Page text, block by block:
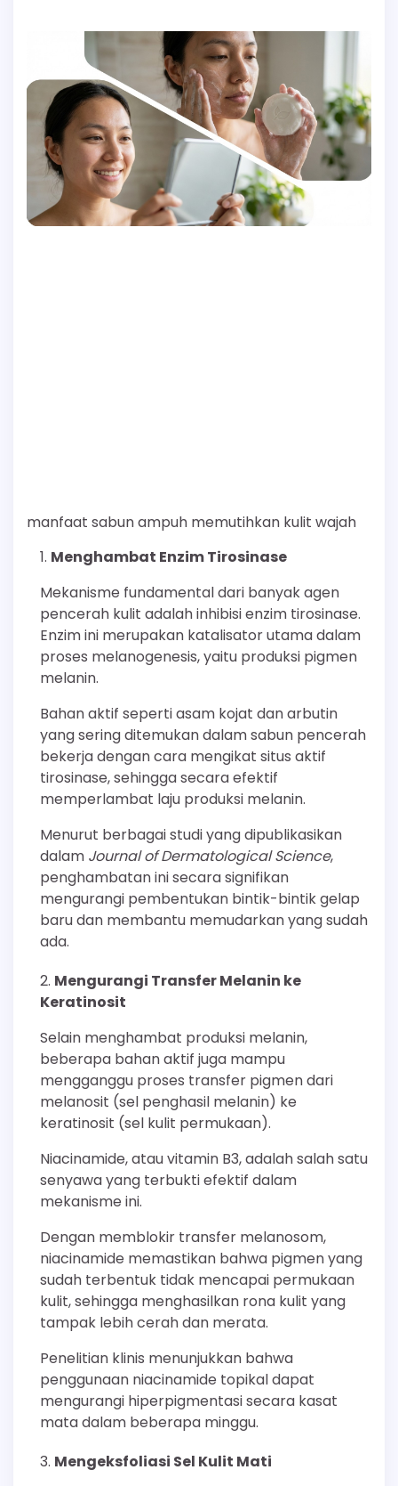
manfaat sabun ampuh memutihkan kulit wajah
Menghambat Enzim Tirosinase
Mekanisme fundamental dari banyak agen
pencerah kulit adalah inhibisi enzim tirosinase.
Enzim ini merupakan katalisator utama dalam
proses melanogenesis, yaitu produksi pigmen
melanin.
Bahan aktif seperti asam kojat dan arbutin
yang sering ditemukan dalam sabun pencerah
bekerja dengan cara mengikat situs aktif
tirosinase, sehingga secara efektif
memperlambat laju produksi melanin.
Menurut berbagai studi yang dipublikasikan
dalam Journal of Dermatological Science,
penghambatan ini secara signifikan
mengurangi pembentukan bintik-bintik gelap
baru dan membantu memudarkan yang sudah
ada.
Mengurangi Transfer Melanin ke
Keratinosit
Selain menghambat produksi melanin,
beberapa bahan aktif juga mampu
mengganggu proses transfer pigmen dari
melanosit (sel penghasil melanin) ke
keratinosit (sel kulit permukaan).
Niacinamide, atau vitamin B3, adalah salah satu
senyawa yang terbukti efektif dalam
mekanisme ini.
Dengan memblokir transfer melanosom,
niacinamide memastikan bahwa pigmen yang
sudah terbentuk tidak mencapai permukaan
kulit, sehingga menghasilkan rona kulit yang
tampak lebih cerah dan merata.
Penelitian klinis menunjukkan bahwa
penggunaan niacinamide topikal dapat
mengurangi hiperpigmentasi secara kasat
mata dalam beberapa minggu.
Mengeksfoliasi Sel Kulit Mati